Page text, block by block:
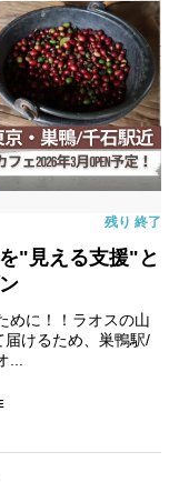
残り 終了
"見える支援"と
めに！！ラオスの山
届けるため、巣鴨駅/